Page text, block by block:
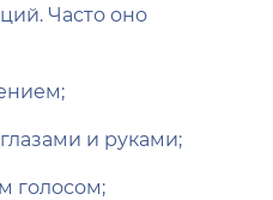
Часто оно
и руками;
голосом;